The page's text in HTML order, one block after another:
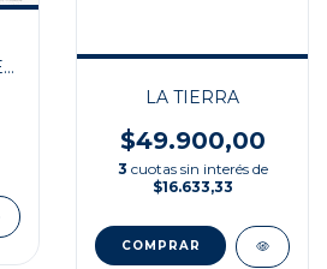
LA TIERRA
$49.900,00
3 cuotas sin interés de
$16.633,33